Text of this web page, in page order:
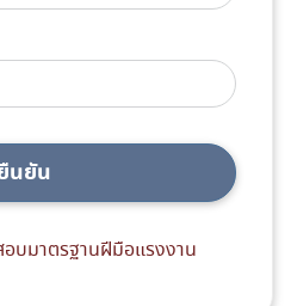
นยัน
บมาตรฐานฝีมือแรงงาน